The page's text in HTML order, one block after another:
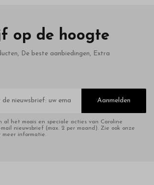
op de hoogte
De beste aanbiedingen, Extra
Aanmelden
al het moois en speciale acties van Caroline
nieuwsbrief (max. 2 per maand). Zie ook onze
meer informatie.